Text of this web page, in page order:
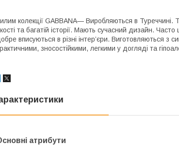
колекції GABBANA— Виробляються в Туреччині.
та багатій історії. Мають сучасний дизайн.
вписуються в різні інтер’єри. Виготовляються з
зносостійкими, легкими у догляді та
атрибути